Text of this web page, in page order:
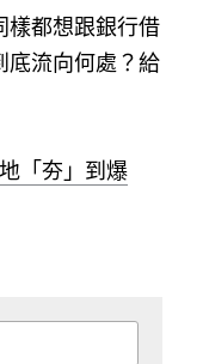
樣都想跟銀行借
底流向何處？給
「夯」到爆